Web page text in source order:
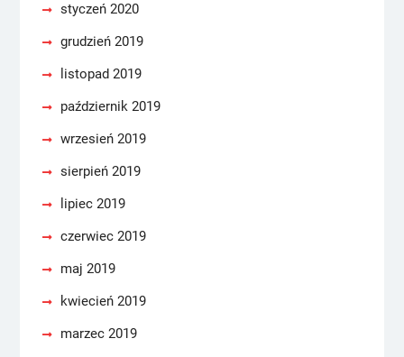
styczeń 2020
grudzień 2019
listopad 2019
październik 2019
wrzesień 2019
sierpień 2019
lipiec 2019
czerwiec 2019
maj 2019
kwiecień 2019
marzec 2019